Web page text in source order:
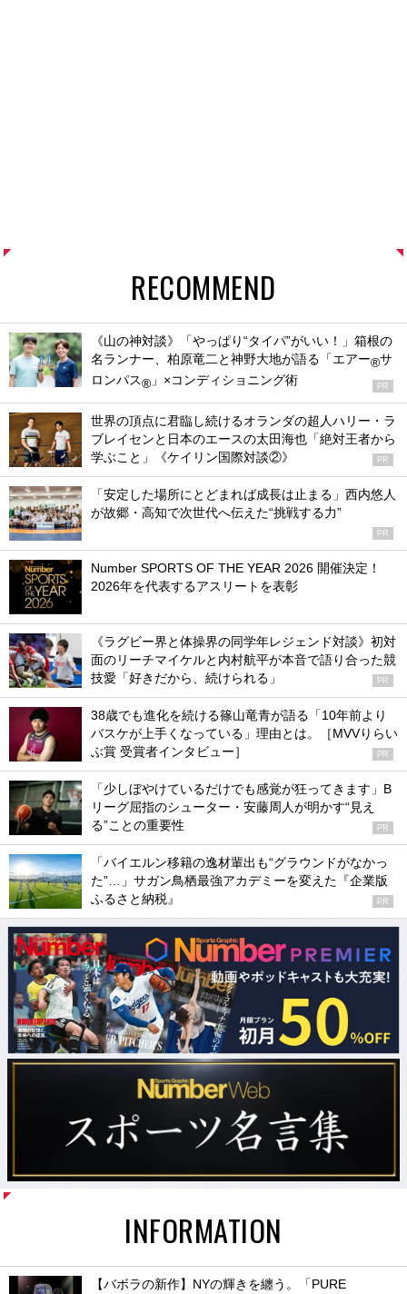
RECOMMEND
《山の神対談》「やっぱり“タイパ”がいい！」箱根の
名ランナー、柏原竜二と神野大地が語る「エアー®サ
ロンパス® 」×コンディショニング術 PR
世界の頂点に君臨し続けるオランダの超人ハリー・ラ
ブレイセンと日本のエースの太田海也「絶対王者から
学ぶこと」《ケイリン国際対談②》
PR
「安定した場所にとどまれば成長は止まる」西内悠人
が故郷・高知で次世代へ伝えた“挑戦する力”
PR
Number SPORTS OF THE YEAR 2026 開催決定！
2026年を代表するアスリートを表彰
《ラグビー界と体操界の同学年レジェンド対談》初対
面のリーチマイケルと内村航平が本音で語り合った競
技愛「好きだから、続けられる」
PR
38歳でも進化を続ける篠山竜青が語る「10年前より
バスケが上手くなっている」理由とは。［MVVりらい
ぶ賞 受賞者インタビュー］
PR
「少しぼやけているだけでも感覚が狂ってきます」B
リーグ屈指のシューター・安藤周人が明かす“見え
る”ことの重要性
PR
「バイエルン移籍の逸材輩出も“グラウンドがなかっ
た”…」サガン鳥栖最強アカデミーを変えた『企業版
ふるさと納税』
PR
INFORMATION
【バボラの新作】NYの輝きを纏う。「PURE